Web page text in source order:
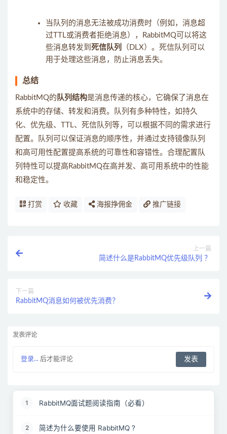
当队列的消息无法被成功消费时（例如，消息超
过TTL或消费者拒绝消息），RabbitMQ可以将这
些消息转发到 死信队列
（DLX）。死信队列可以
用于处理这些消息，防止消息丢失。
总结
RabbitMQ的 队列结构是消息传递的核心，它确保了消息在
系统中的存储、转发和消费。队列有多种特性，如持久
化、优先级、TTL、死信队列等，可以根据不同的需求进行
配置。队列可以保证消息的顺序性，并通过支持镜像队列
和高可用性配置提高系统的可靠性和容错性。合理配置队
列特性可以提高RabbitMQ在高并发、高可用系统中的性能
和稳定性。
打赏 收藏 海报挣佣金 推广链接
上一篇
简述什么是RabbitMQ优先级队列 ？
下一篇
RabbitMQ消息如何被优先消费？
发表评论
登录... 后才能评论
1 RabbitMQ面试题阅读指南（必看）
2 简述为什么要使用 RabbitMQ ?